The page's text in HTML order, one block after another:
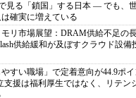
見る「鎖国」する日本 ― でも、
は確実に増えている
モリ市場展望：DRAM供給不足の
供給緩和が及ぼすクラウド設備
やすい職場」で定着意向が44.9ポ
支援は福利厚生ではなく、リテン